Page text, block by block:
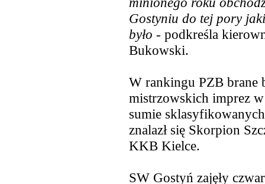
Gostyniu do tej pory
było - podkreśla
Bukowski.
W rankingu PZB brane
mistrzowskich imprez
sumie
znalazł się Skorpion
KKB Kielce.
SW Gostyń zajęły